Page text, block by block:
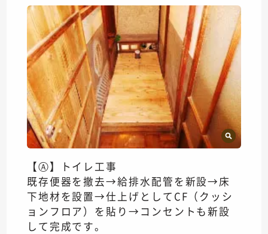
【Ⓐ】トイレ工事
既存便器を撤去→給排水配管を新設→床
下地材を設置→仕上げとしてCF（クッシ
ョンフロア）を貼り→コンセントも新設
して完成です。